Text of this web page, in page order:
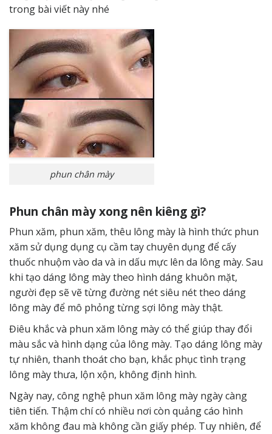
trong bài viết này nhé
phun chân mày
Phun chân mày xong nên kiêng gì?
Phun xăm, phun xăm, thêu lông mày là hình thức phun
xăm sử dụng dụng cụ cầm tay chuyên dụng để cấy
thuốc nhuộm vào da và in dấu mực lên da lông mày. Sau
khi tạo dáng lông mày theo hình dáng khuôn mặt,
người đẹp sẽ vẽ từng đường nét siêu nét theo dáng
lông mày để mô phỏng từng sợi lông mày thật.
Điêu khắc và phun xăm lông mày có thể giúp thay đổi
màu sắc và hình dạng của lông mày. Tạo dáng lông mày
tự nhiên, thanh thoát cho bạn, khắc phục tình trạng
lông mày thưa, lộn xộn, không định hình.
Ngày nay, công nghệ phun xăm lông mày ngày càng
tiên tiến. Thậm chí có nhiều nơi còn quảng cáo hình
xăm không đau mà không cần giấy phép. Tuy nhiên, để